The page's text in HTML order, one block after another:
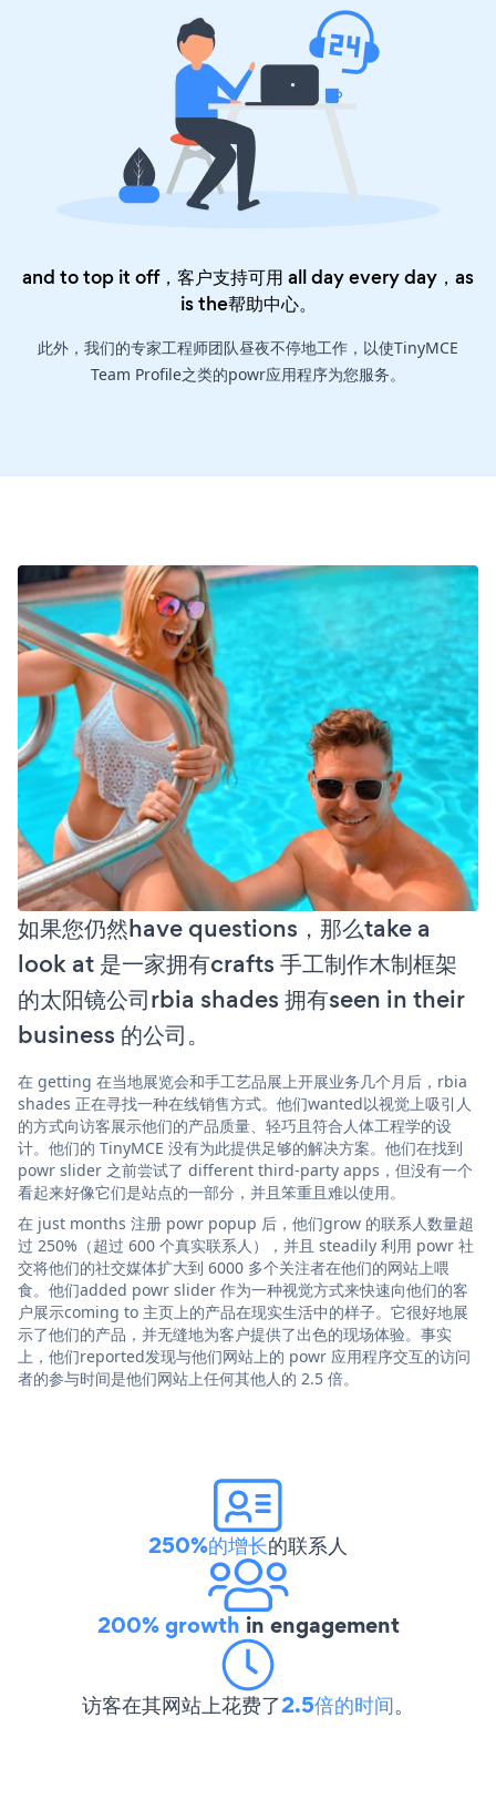
and to top it off，客户支持可用 all day every day，as
is the帮助中心。
此外，我们的专家工程师团队昼夜不停地工作，以使TinyMCE
Team Profile之类的powr应用程序为您服务。
如果您仍然have questions，那么take a
look at 是一家拥有crafts 手工制作木制框架
的太阳镜公司rbia shades 拥有seen in their
business 的公司。
在 getting 在当地展览会和手工艺品展上开展业务几个月后，rbia
shades 正在寻找一种在线销售方式。他们wanted以视觉上吸引人
的方式向访客展示他们的产品质量、轻巧且符合人体工程学的设
计。他们的 TinyMCE 没有为此提供足够的解决方案。他们在找到
powr slider 之前尝试了 different third-party apps，但没有一个
看起来好像它们是站点的一部分，并且笨重且难以使用。
在 just months 注册 powr popup 后，他们grow 的联系人数量超
过 250%（超过 600 个真实联系人），并且 steadily 利用 powr 社
交将他们的社交媒体扩大到 6000 多个关注者在他们的网站上喂
食。他们added powr slider 作为一种视觉方式来快速向他们的客
户展示coming to 主页上的产品在现实生活中的样子。它很好地展
示了他们的产品，并无缝地为客户提供了出色的现场体验。事实
上，他们reported发现与他们网站上的 powr 应用程序交互的访问
者的参与时间是他们网站上任何其他人的 2.5 倍。
250%的增长的联系人
200% growth in engagement
访客在其网站上花费了2.5倍的时间。